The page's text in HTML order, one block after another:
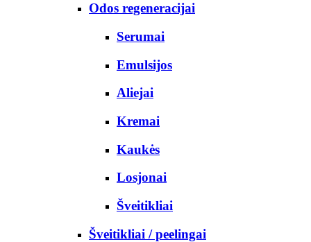
Odos regeneracijai
Serumai
Emulsijos
Aliejai
Kremai
Kaukės
Losjonai
Šveitikliai
Šveitikliai / peelingai